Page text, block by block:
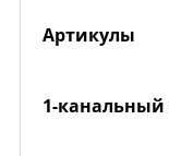
Артикулы
1-канальный